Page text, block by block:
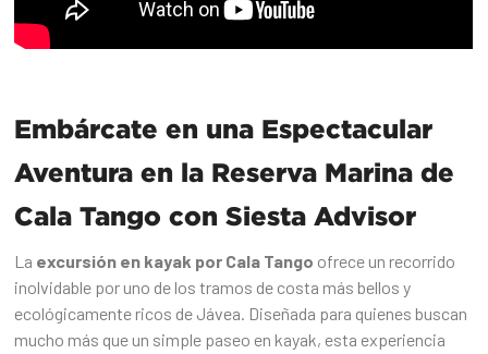
Embárcate en una Espectacular
Aventura en la Reserva Marina de
Cala Tango con Siesta Advisor
La excursión en kayak por Cala Tango ofrece un recorrido
inolvidable por uno de los tramos de costa más bellos y
ecológicamente ricos de Jávea. Diseñada para quienes buscan
mucho más que un simple paseo en kayak, esta experiencia